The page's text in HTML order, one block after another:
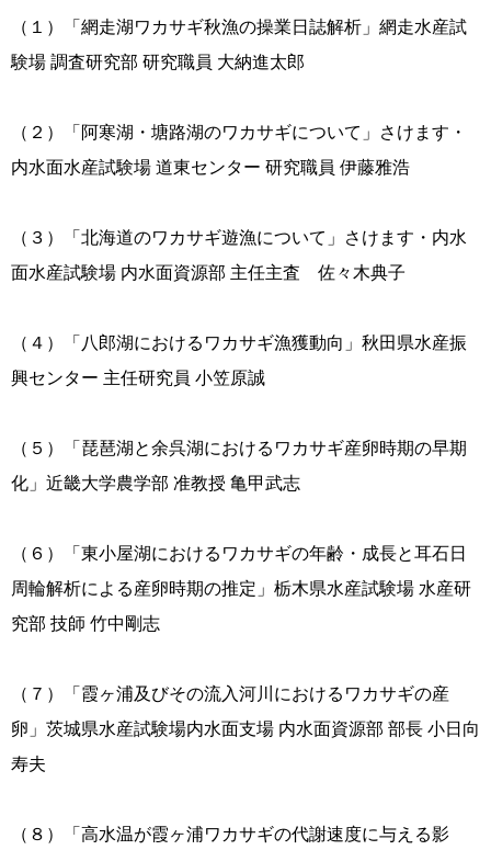
（１）「網走湖ワカサギ秋漁の操業日誌解析」網走水産試
験場 調査研究部 研究職員 大納進太郎
（２）「阿寒湖・塘路湖のワカサギについて」さけます・
内水面水産試験場 道東センター 研究職員 伊藤雅浩
（３）「北海道のワカサギ遊漁について」さけます・内水
面水産試験場 内水面資源部 主任主査 佐々木典子
（４）「八郎湖におけるワカサギ漁獲動向」秋田県水産振
興センター 主任研究員 小笠原誠
（５）「琵琶湖と余呉湖におけるワカサギ産卵時期の早期
化」近畿大学農学部 准教授 亀甲武志
（６）「東小屋湖におけるワカサギの年齢・成長と耳石日
周輪解析による産卵時期の推定」栃木県水産試験場 水産研
究部 技師 竹中剛志
（７）「霞ヶ浦及びその流入河川におけるワカサギの産
卵」茨城県水産試験場内水面支場 内水面資源部 部長 小日向
寿夫
（８）「高水温が霞ヶ浦ワカサギの代謝速度に与える影